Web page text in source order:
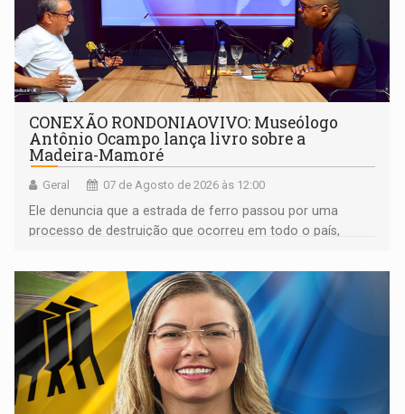
CONEXÃO RONDONIAOVIVO: Museólogo
Antônio Ocampo lança livro sobre a
Madeira-Mamoré
Geral 07 de Agosto de 2026 às 12:00
Ele denuncia que a estrada de ferro passou por uma
processo de destruição que ocorreu em todo o país,